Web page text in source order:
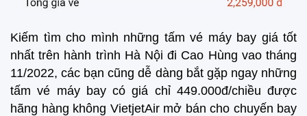
Kiếm tìm cho mình những tấm vé máy bay giá tốt
nhất trên hành trình Hà Nội đi Cao Hùng vao tháng
11/2022, các bạn cũng dễ dàng bắt gặp ngay những
tấm vé máy bay có giá chỉ 449.000đ/chiều được
hãng hàng không VietjetAir mở bán cho chuyến bay